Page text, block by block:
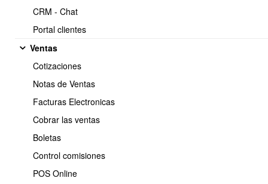
CRM - Chat
Portal clientes
Ventas
Cotizaciones
Notas de Ventas
Facturas Electronicas
Cobrar las ventas
Boletas
Control comisiones
POS Online
3.- Como llevar el control de los activos intangibles de tipo licencias
4.- Como importar activos fijos de forma masiva via csv